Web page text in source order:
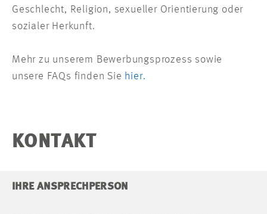
Geschlecht, Religion, sexueller Orientierung oder
sozialer Herkunft.
Mehr zu unserem Bewerbungsprozess sowie
unsere FAQs finden Sie hier.
KONTAKT
IHRE ANSPRECHPERSON